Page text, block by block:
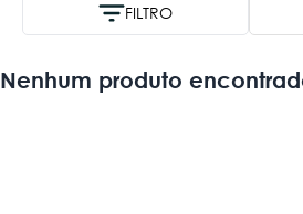
FILTRO
Nenhum produto